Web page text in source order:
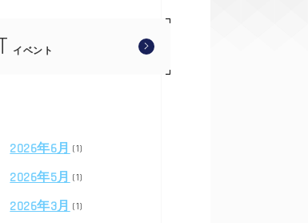
イベント
2026年6月 (1)
2026年5月 (1)
2026年3月 (1)